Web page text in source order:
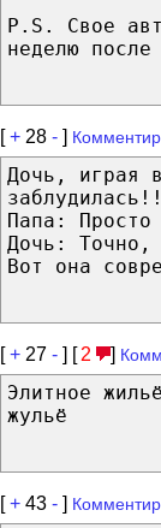
P.S. Свое
неделю
[+ 28 - ]
Дочь, играя
Папа:
Дочь: Точно,
Вот она
[+ 27 - ] [ 2 ]
Элитное
жульё
[+ 43 - ]